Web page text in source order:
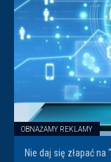
OBNAŻAMY REKLAMY
Nie daj się złapać